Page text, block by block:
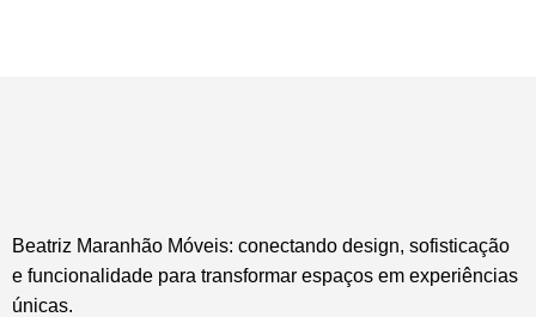
Beatriz Maranhão Móveis: conectando design, sofisticação
e funcionalidade para transformar espaços em experiências
únicas.